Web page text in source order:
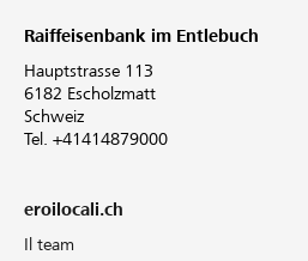
Raiffeisenbank im Entlebuch
Hauptstrasse 113
6182 Escholzmatt
Schweiz
Tel. +41414879000
eroilocali.ch
Il team